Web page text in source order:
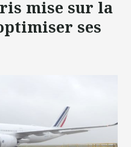
mise sur la
ses